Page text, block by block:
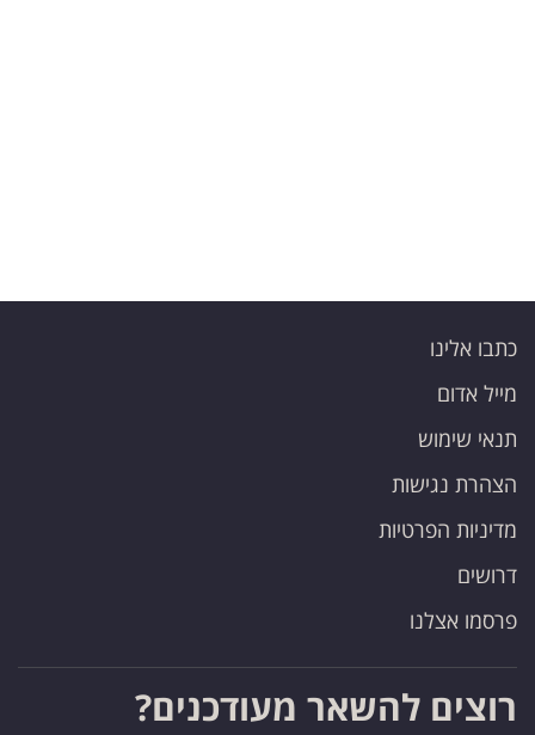
כתבו אלינו
מייל אדום
תנאי שימוש
הצהרת נגישות
מדיניות הפרטיות
דרושים
פרסמו אצלנו
רוצים להשאר מעודכנים?